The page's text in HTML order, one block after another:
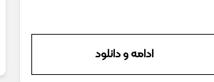
ادامه و دانلود